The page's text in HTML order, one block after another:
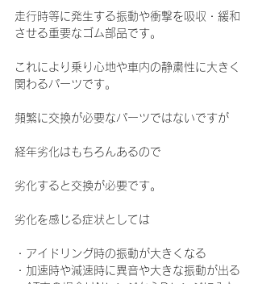
走行時等に発生する振動や衝撃を吸収・緩和
させる重要なゴム部品です。
これにより乗り心地や車内の静粛性に大きく
関わるパーツです。
頻繁に交換が必要なパーツではないですが
経年劣化はもちろんあるので
劣化すると交換が必要です。
劣化を感じる症状としては
・アイドリング時の振動が大きくなる
・加速時や減速時に異音や大きな振動が出る